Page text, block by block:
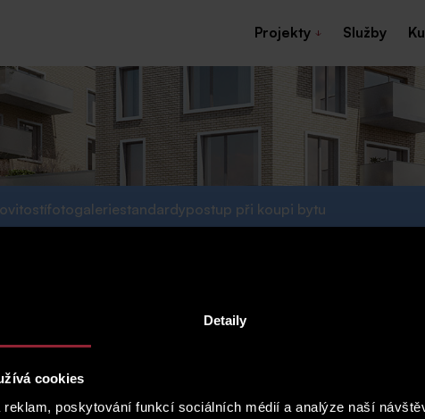
Detaily
cookies
reklam, poskytování funkcí sociálních médií a analýze naší
Projekty Služby
fotogaleriestandardypostup při koupi bytu